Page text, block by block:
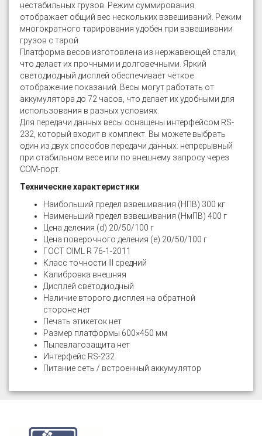
нестабильных грузов. Режим суммирования
отображает общий вес нескольких взвешиваний. Режим
многократного тарирования удобен при взвешивании
грузов с тарой.
Платформа весов изготовлена из нержавеющей стали,
что делает их прочными и долговечными. Яркий
светодиодный дисплей обеспечивает чёткое
отображение показаний. Весы могут работать от
аккумулятора до 72 часов, что делает их удобными для
использования в разных условиях.
Для передачи данных весы оснащены интерфейсом RS-
232, который входит в комплект. Вы можете выбрать
один из двух способов передачи данных: непрерывный
при стабильном весе или по внешнему запросу через
COM-порт.
Технические характеристики:
Наибольший предел взвешивания (НПВ) 300 кг
Наименьший предел взвешивания (НмПВ) 400 г
Цена деления (d) 20/50/100 г
Цена поверочного деления (e) 20/50/100 г
ГОСТ OIML R 76-1-2011
Класс точности III средний
Калибровка внешняя
Дисплей светодиодный
Наличие второго дисплея на обратной
стороне нет
Печать этикеток нет
Размер платформы 600×450 мм
Пылевлагозащита нет
Интерфейс RS-232
Питание сеть / встроенный аккумулятор